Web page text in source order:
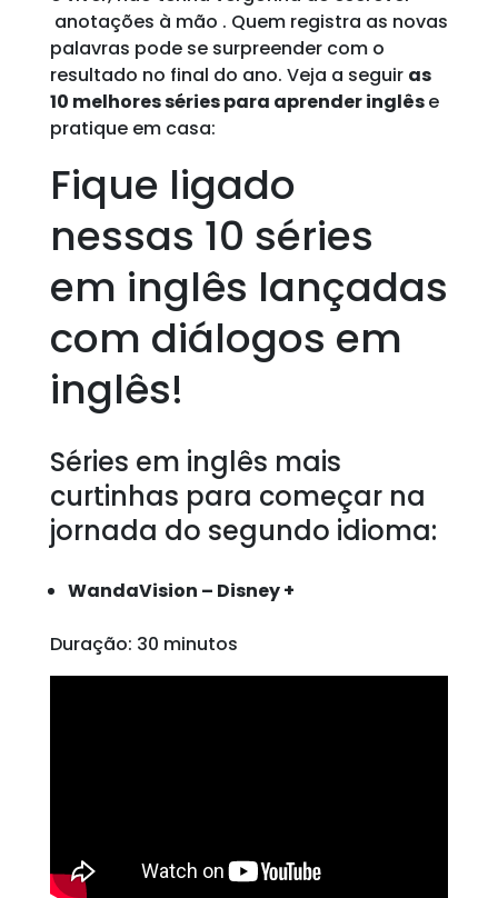
anotações à mão . Quem registra as novas
palavras pode se surpreender com o
resultado no final do ano. Veja a seguir as
10 melhores séries para aprender inglêse
pratique em casa:
Fique ligado
nessas 10 séries
em inglês lançadas
com diálogos em
inglês!
Séries em inglês mais
curtinhas para começar na
jornada do segundo idioma:
WandaVision – Disney +
Duração: 30 minutos